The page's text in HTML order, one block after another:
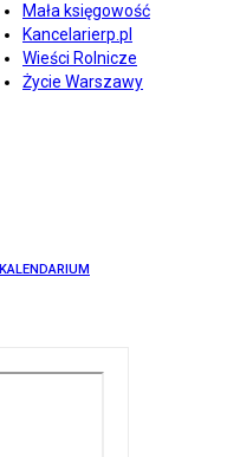
Mała księgowość
Kancelarierp.pl
Wieści Rolnicze
Życie Warszawy
KALENDARIUM